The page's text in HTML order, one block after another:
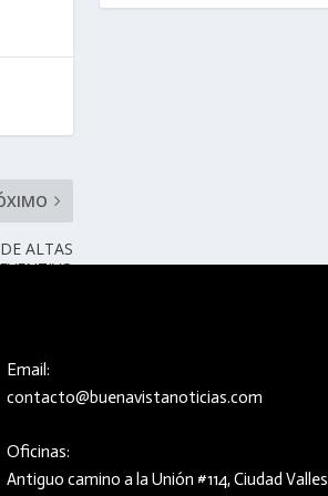
ALTAS
Email:
contacto@buenavistanoticias.com
Oficinas:
Antiguo camino a la Unión #114, Ciudad Valles